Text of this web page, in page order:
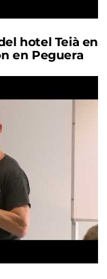
hotel Teià en
en Peguera